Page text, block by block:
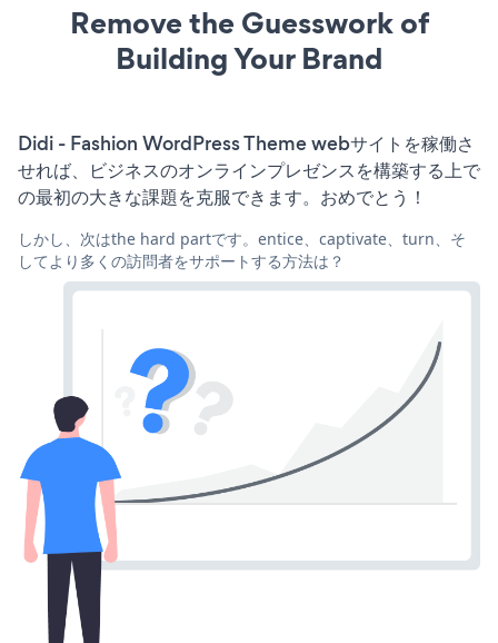
Remove the Guesswork of
Building Your Brand
Didi - Fashion WordPress Theme webサイトを稼働さ
せれば、ビジネスのオンラインプレゼンスを構築する上で
の最初の大きな課題を克服できます。おめでとう！
しかし、次はthe hard partです。entice、captivate、turn、そ
してより多くの訪問者をサポートする方法は？